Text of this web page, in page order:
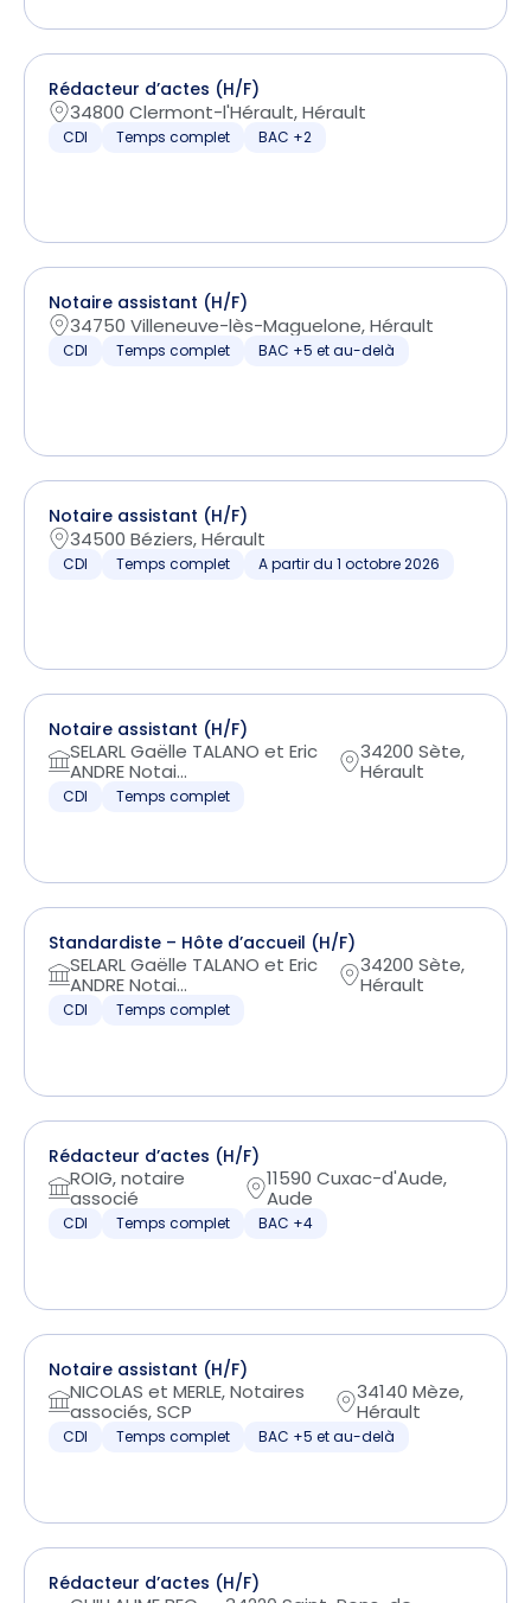
Rédacteur d’actes (H/F)
34800 Clermont-l'Hérault, Hérault
CDI Temps complet BAC +2
Notaire assistant (H/F)
34750 Villeneuve-lès-Maguelone, Hérault
CDI Temps complet BAC +5 et au-delà
Notaire assistant (H/F)
34500 Béziers, Hérault
CDI Temps complet A partir du 1 octobre 2026
Notaire assistant (H/F)
SELARL Gaëlle TALANO et Eric
ANDRE Notai...
34200 Sète,
Hérault
CDI Temps complet
Standardiste – Hôte d’accueil (H/F)
SELARL Gaëlle TALANO et Eric
ANDRE Notai...
34200 Sète,
Hérault
CDI Temps complet
Rédacteur d’actes (H/F)
ROIG, notaire
associé
11590 Cuxac-d'Aude,
Aude
CDI Temps complet BAC +4
Notaire assistant (H/F)
NICOLAS et MERLE, Notaires
associés, SCP
34140 Mèze,
Hérault
CDI Temps complet BAC +5 et au-delà
Rédacteur d’actes (H/F)